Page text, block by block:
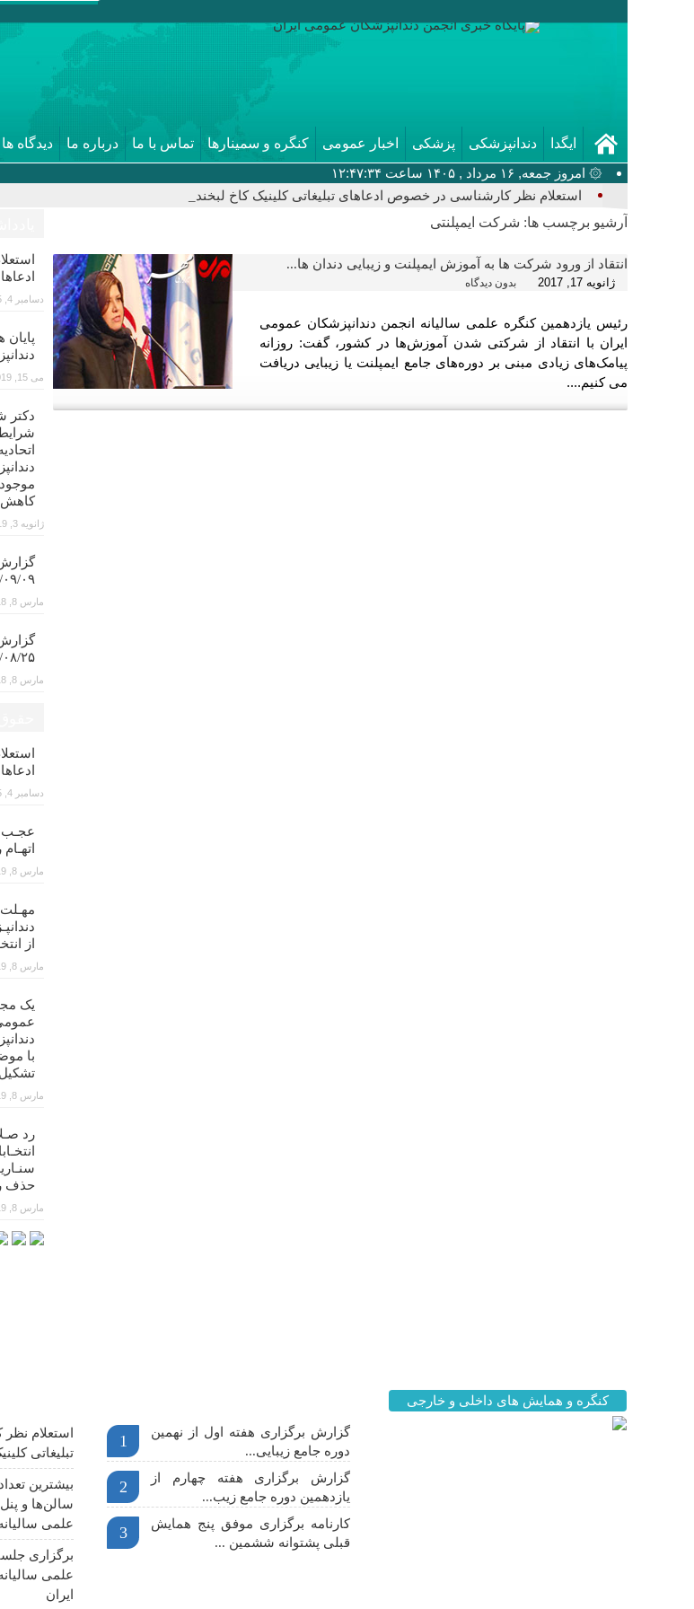
ایگدا دندانپزشکی پزشکی اخبار عمومی کنگره و سمینارها تماس با ما درباره ما دیدگاه ها
۞ امروز جمعه, ۱۶ مرداد , ۱۴۰۵ ساعت ۱۲:۴۷:۳۴
استعلام نظر کارشناسی در خصوص ادعاهای تبلیغاتی کلینیک کاخ لبخند_
آرشیو برچسب ها: شرکت ایمپلنتی
انتقاد از ورود شرکت ها به آموزش ایمپلنت و زیبایی دندان ها...
ژانویه 17, 2017 بدون دیدگاه
رئیس یازدهمین کنگره علمی سالیانه انجمن دندانپزشکان عمومی
ایران با انتقاد از شرکتی شدن آموزش‌ها در کشور، گفت: روزانه
پیامک‌های زیادی مبنی بر دوره‌های جامع ایمپلنت یا زیبایی دریافت
می کنیم....
دسامبر 4, 2025
می 15, 2019
دکتر
کاهش
ژانویه 3, 2019
۱۳۹۶/
مارس 8, 2018
۹۶/
مارس 8, 2018
دسامبر 4, 2025
عجـب
مارس 8, 2019
از
مارس 8, 2019
یک
با
مارس 8, 2019
رد
حذف
مارس 8, 2019
استعلام
تبلیغاتی
بیشترین
سالن‌ها و
علمی
برگزاری
علمی
ایران
1
گزارش برگزاری هفته اول از نهمین
دوره جامع زیبایی...
2
گزارش برگزاری هفته چهارم از
یازدهمین دوره جامع زیب...
3
کارنامه برگزاری موفق پنج همایش
قبلی پشتوانه ششمین ...
کنگره و همایش های داخلی و خارجی